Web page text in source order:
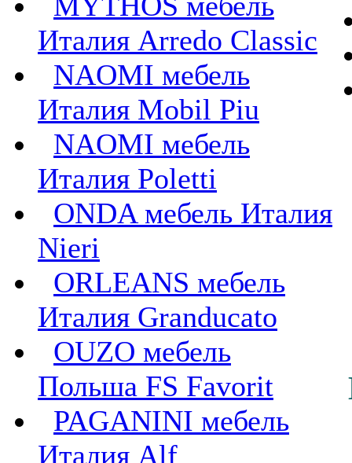
Италия Arredo Classic
NAOMI мебель
Италия Mobil Piu
NAOMI мебель
Италия Poletti
ONDA мебель Италия
Nieri
ORLEANS мебель
Италия Granducato
OUZO мебель
Польша FS Favorit
PAGANINI мебель
Италия Alf